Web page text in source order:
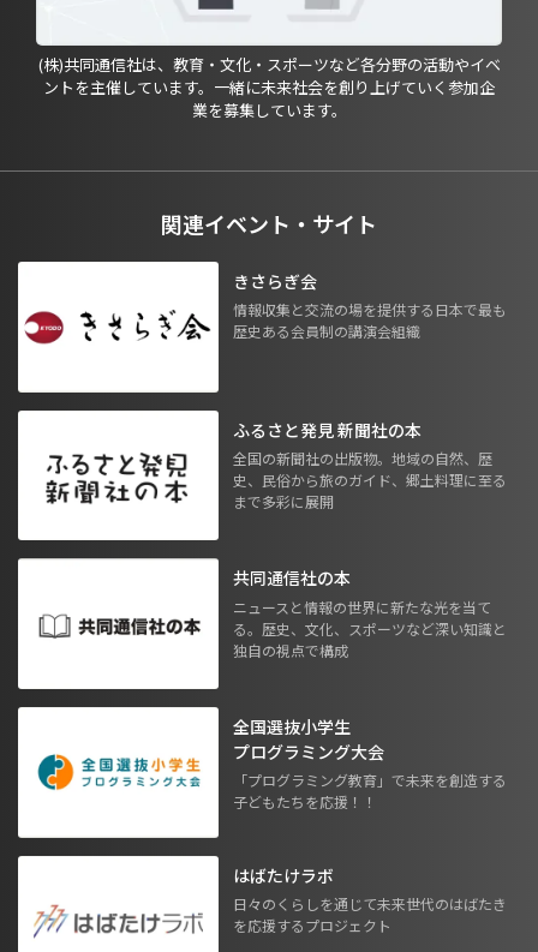
(株)共同通信社は、教育・文化・スポーツなど各分野の活動やイベ
ントを主催しています。一緒に未来社会を創り上げていく参加企
業を募集しています。
関連イベント・サイト
きさらぎ会
情報収集と交流の場を提供する日本で最も
歴史ある会員制の講演会組織
ふるさと発見 新聞社の本
全国の新聞社の出版物。地域の自然、歴
史、民俗から旅のガイド、郷土料理に至る
まで多彩に展開
共同通信社の本
ニュースと情報の世界に新たな光を当て
る。歴史、文化、スポーツなど深い知識と
独自の視点で構成
全国選抜小学生
プログラミング大会
「プログラミング教育」で未来を創造する
子どもたちを応援！！
はばたけラボ
日々のくらしを通じて未来世代のはばたき
を応援するプロジェクト